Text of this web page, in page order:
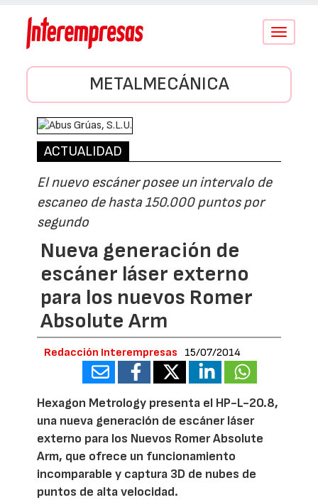
Conmutar
METALMECÁNICA
ACTUALIDAD
El nuevo escáner posee un intervalo de
escaneo de hasta 150.000 puntos por
segundo
Nueva generación de
escáner láser externo
para los nuevos Romer
Absolute Arm
Redacción Interempresas 15/07/2014
Hexagon Metrology presenta el HP-L-20.8,
una nueva generación de escáner láser
externo para los Nuevos Romer Absolute
Arm, que ofrece un funcionamiento
incomparable y captura 3D de nubes de
puntos de alta velocidad.